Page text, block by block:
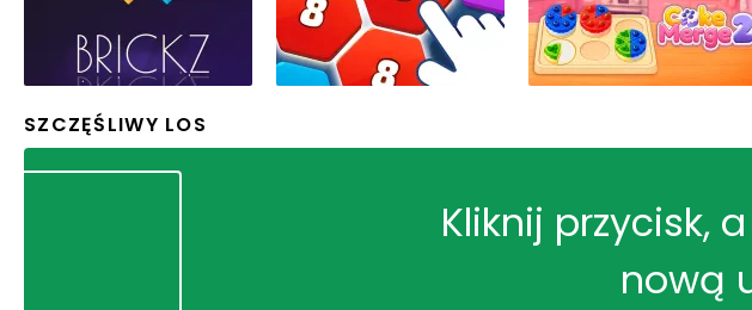
SZCZĘŚLIWY LOS
Kliknij przycisk,
nową